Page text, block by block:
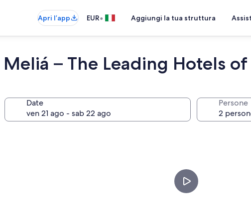
Apri l’app EUR• Aggiungi la tua struttura
– The Leading Hotels
Date Persone